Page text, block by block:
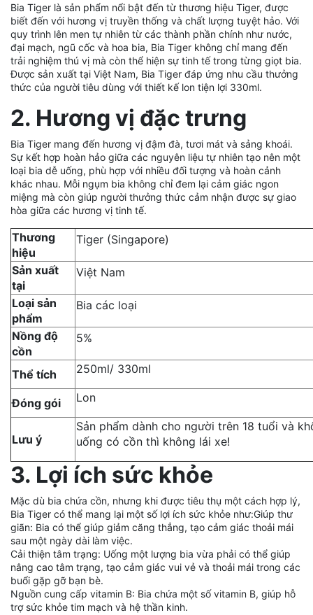
Bia Tiger là sản phẩm nổi bật đến từ thương hiệu Tiger, được
biết đến với hương vị truyền thống và chất lượng tuyệt hảo. Với
quy trình lên men tự nhiên từ các thành phần chính như nước,
đại mạch, ngũ cốc và hoa bia, Bia Tiger không chỉ mang đến
trải nghiệm thú vị mà còn thể hiện sự tinh tế trong từng giọt bia.
Được sản xuất tại Việt Nam, Bia Tiger đáp ứng nhu cầu thưởng
thức của người tiêu dùng với thiết kế lon tiện lợi 330ml.
2. Hương vị đặc trưng
Bia Tiger mang đến hương vị đậm đà, tươi mát và sảng khoái.
Sự kết hợp hoàn hảo giữa các nguyên liệu tự nhiên tạo nên một
loại bia dễ uống, phù hợp với nhiều đối tượng và hoàn cảnh
khác nhau. Mỗi ngụm bia không chỉ đem lại cảm giác ngon
miệng mà còn giúp người thưởng thức cảm nhận được sự giao
hòa giữa các hương vị tinh tế.
Thương
hiệu
Tiger (Singapore)
Sản xuất
tại
Việt Nam
Loại sản
phẩm
Bia các loại
Nồng độ
cồn
5%
Thể tích 250ml/ 330ml
Đóng gói Lon
Lưu ý
Sản phẩm dành cho người trên 18 tuổi và
uống có cồn thì không lái xe!
3. Lợi ích sức khỏe
Mặc dù bia chứa cồn, nhưng khi được tiêu thụ một cách hợp lý,
Bia Tiger có thể mang lại một số lợi ích sức khỏe như:Giúp thư
giãn: Bia có thể giúp giảm căng thẳng, tạo cảm giác thoải mái
sau một ngày dài làm việc.
Cải thiện tâm trạng: Uống một lượng bia vừa phải có thể giúp
nâng cao tâm trạng, tạo cảm giác vui vẻ và thoải mái trong các
buổi gặp gỡ bạn bè.
Nguồn cung cấp vitamin B: Bia chứa một số vitamin B, giúp hỗ
trợ sức khỏe tim mạch và hệ thần kinh.